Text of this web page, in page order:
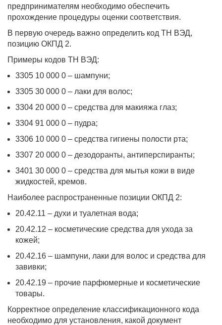
предпринимателям необходимо обеспечить
прохождение процедуры оценки соответствия.
В первую очередь важно определить код ТН ВЭД,
позицию ОКПД 2.
Примеры кодов ТН ВЭД:
3305 10 000 0 – шампуни;
3305 30 000 0 – лаки для волос;
3304 20 000 0 – средства для макияжа глаз;
3304 91 000 0 – пудра;
3306 10 000 0 – средства гигиены полости рта;
3307 20 000 0 – дезодоранты, антиперспиранты;
3401 30 000 0 – средства для мытья кожи в виде
жидкостей, кремов.
Наиболее распространенные позиции ОКПД 2:
20.42.11 – духи и туалетная вода;
20.42.12 – косметические средства для ухода за
кожей;
20.42.16 – шампуни, лаки для волос и средства для
завивки;
20.42.19 – прочие парфюмерные и косметические
товары.
Корректное определение классификационного кода
необходимо для установления, какой документ